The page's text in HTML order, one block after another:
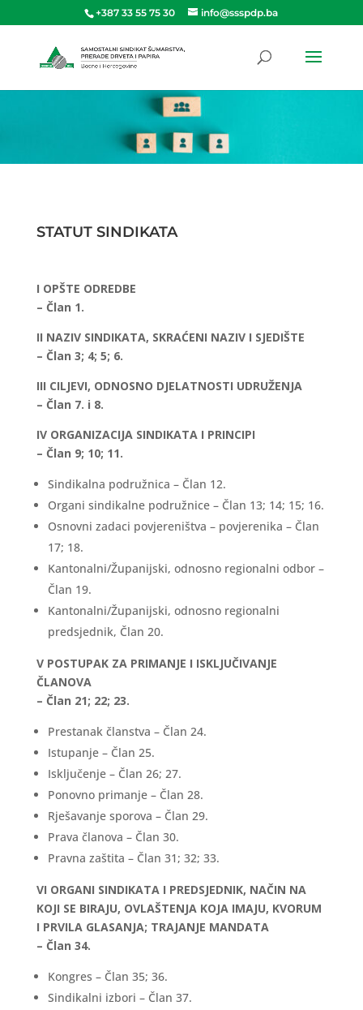
+387 33 55 75 30 info@ssspdp.ba
STATUT SINDIKATA
I OPŠTE ODREDBE
– Član 1.
II NAZIV SINDIKATA, SKRAĆENI NAZIV I SJEDIŠTE
– Član 3; 4; 5; 6.
III CILJEVI, ODNOSNO DJELATNOSTI UDRUŽENJA
– Član 7. i 8.
IV ORGANIZACIJA SINDIKATA I PRINCIPI
– Član 9; 10; 11.
Sindikalna podružnica – Član 12.
Organi sindikalne podružnice – Član 13; 14; 15; 16.
Osnovni zadaci povjereništva – povjerenika – Član
17; 18.
Kantonalni/Županijski, odnosno regionalni odbor –
Član 19.
Kantonalni/Županijski, odnosno regionalni
predsjednik, Član 20.
V POSTUPAK ZA PRIMANJE I ISKLJUČIVANJE
ČLANOVA
– Član 21; 22; 23.
Prestanak članstva – Član 24.
Istupanje – Član 25.
Isključenje – Član 26; 27.
Ponovno primanje – Član 28.
Rješavanje sporova – Član 29.
Prava članova – Član 30.
Pravna zaštita – Član 31; 32; 33.
VI ORGANI SINDIKATA I PREDSJEDNIK, NAČIN NA
KOJI SE BIRAJU, OVLAŠTENJA KOJA IMAJU, KVORUM
I PRVILA GLASANJA; TRAJANJE MANDATA
– Član 34.
Kongres – Član 35; 36.
Sindikalni izbori – Član 37.